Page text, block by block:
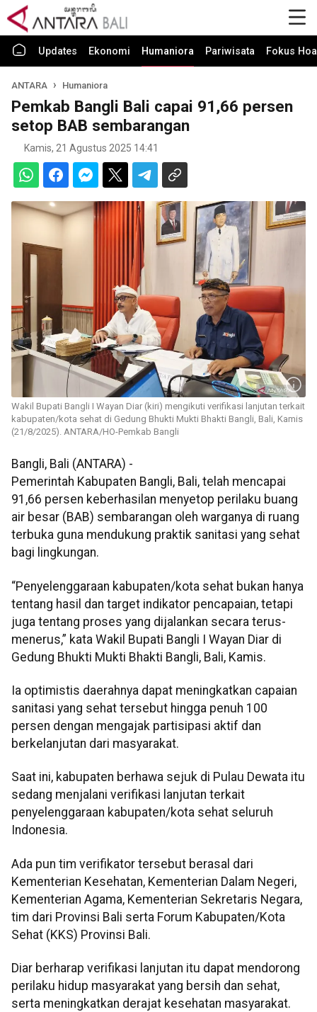
Updates Ekonomi Humaniora Pariwisata Fokus
ANTARA Humaniora
Pemkab Bangli Bali capai 91,66 persen
setop BAB sembarangan
Kamis, 21 Agustus 2025 14:41
Wakil Bupati Bangli I Wayan Diar (kiri) mengikuti verifikasi lanjutan terkait
kabupaten/kota sehat di Gedung Bhukti Mukti Bhakti Bangli, Bali, Kamis
(21/8/2025). ANTARA/HO-Pemkab Bangli
Bangli, Bali (ANTARA) -
Pemerintah Kabupaten Bangli, Bali, telah mencapai
91,66 persen keberhasilan menyetop perilaku buang
air besar (BAB) sembarangan oleh warganya di ruang
terbuka guna mendukung praktik sanitasi yang sehat
bagi lingkungan.
“Penyelenggaraan kabupaten/kota sehat bukan hanya
tentang hasil dan target indikator pencapaian, tetapi
juga tentang proses yang dijalankan secara terus-
menerus,” kata Wakil Bupati Bangli I Wayan Diar di
Gedung Bhukti Mukti Bhakti Bangli, Bali, Kamis.
Ia optimistis daerahnya dapat meningkatkan capaian
sanitasi yang sehat tersebut hingga penuh 100
persen dengan mengajak partisipasi aktif dan
berkelanjutan dari masyarakat.
Saat ini, kabupaten berhawa sejuk di Pulau Dewata itu
sedang menjalani verifikasi lanjutan terkait
penyelenggaraan kabupaten/kota sehat seluruh
Indonesia.
Ada pun tim verifikator tersebut berasal dari
Kementerian Kesehatan, Kementerian Dalam Negeri,
Kementerian Agama, Kementerian Sekretaris Negara,
tim dari Provinsi Bali serta Forum Kabupaten/Kota
Sehat (KKS) Provinsi Bali.
Diar berharap verifikasi lanjutan itu dapat mendorong
perilaku hidup masyarakat yang bersih dan sehat,
serta meningkatkan derajat kesehatan masyarakat.